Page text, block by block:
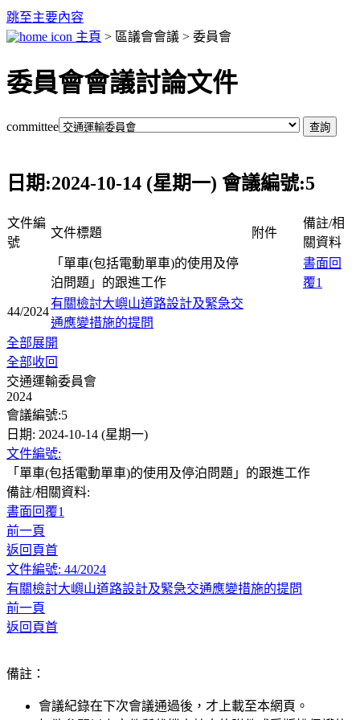
跳至主要內容
主頁 > 區議會會議 > 委員會
委員會會議討論文件
committee
日期:2024-10-14 (星期一) 會議編號:5
文件編
號
文件標題 附件
備註/相
關資料
「單車(包括電動單車)的使用及停
泊問題」的跟進工作
書面回
覆1
44/2024
有關檢討大嶼山道路設計及緊急交
通應變措施的提問
全部展開
全部收回
交通運輸委員會
2024
會議編號:5
日期: 2024-10-14 (星期一)
文件編號:
「單車(包括電動單車)的使用及停泊問題」的跟進工作
備註/相關資料:
書面回覆1
前一頁
返回頁首
文件編號: 44/2024
有關檢討大嶼山道路設計及緊急交通應變措施的提問
前一頁
返回頁首
備註：
會議紀錄在下次會議通過後，才上載至本網頁。